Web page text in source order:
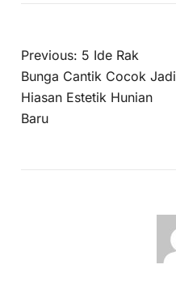
Previous: 5 Ide Rak
Bunga Cantik Cocok Jadi
Hiasan Estetik Hunian
Baru